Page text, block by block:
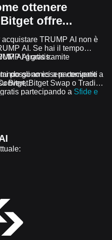
ottenere
offre...
TRUMP AI non è
AI. Se hai il tempo
AI gratis.
AI gratis tramite
gli amici a partecipare a
Bitget.
partecipando a Sfide e
possono essere convertiti
Bitget Swap o Trading